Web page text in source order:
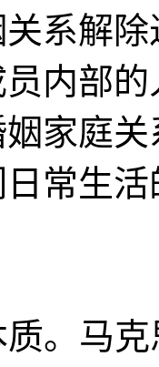
系解
内部
家庭
常生
。马克